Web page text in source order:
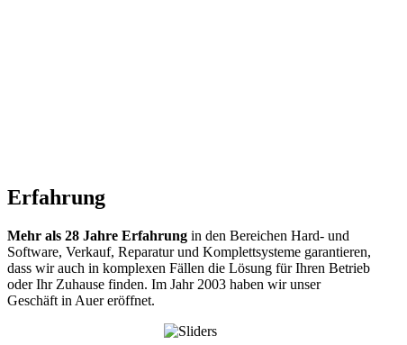
Erfahrung
Mehr als 28 Jahre Erfahrung in den Bereichen Hard- und
Software, Verkauf, Reparatur und Komplettsysteme garantieren,
dass wir auch in komplexen Fällen die Lösung für Ihren Betrieb
oder Ihr Zuhause finden. Im Jahr 2003 haben wir unser
Geschäft in Auer eröffnet.